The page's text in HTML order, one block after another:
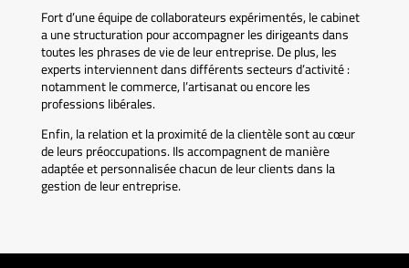
Fort d’une équipe de collaborateurs expérimentés, le cabinet
a une structuration pour accompagner les dirigeants dans
toutes les phrases de vie de leur entreprise. De plus, les
experts interviennent dans différents secteurs d’activité :
notamment le commerce, l’artisanat ou encore les
professions libérales.
Enfin, la relation et la proximité de la clientèle sont au cœur
de leurs préoccupations. Ils accompagnent de manière
adaptée et personnalisée chacun de leur clients dans la
gestion de leur entreprise.